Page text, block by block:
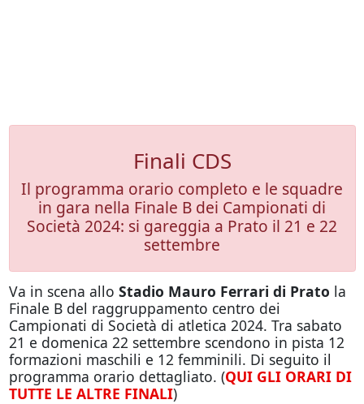
Finali CDS
Il programma orario completo e le squadre
in gara nella Finale B dei Campionati di
Società 2024: si gareggia a Prato il 21 e 22
settembre
Va in scena allo Stadio Mauro Ferrari di Prato la
Finale B del raggruppamento centro dei
Campionati di Società di atletica 2024. Tra sabato
21 e domenica 22 settembre scendono in pista 12
formazioni maschili e 12 femminili. Di seguito il
programma orario dettagliato. (QUI GLI ORARI DI
TUTTE LE ALTRE FINALI)